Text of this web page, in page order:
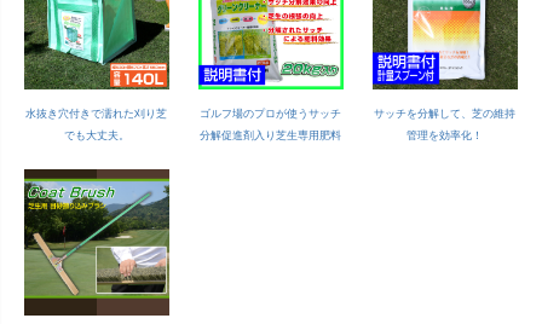
水抜き穴付きで濡れた刈り芝
でも大丈夫。
ゴルフ場のプロが使うサッチ
分解促進剤入り芝生専用肥料
サッチを分解して、芝の維持
管理を効率化！